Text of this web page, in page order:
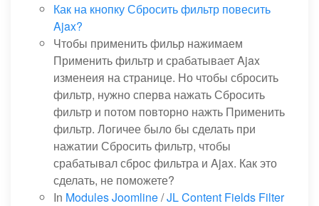
Как на кнопку Сбросить фильтр повесить
Ajax?
Чтобы применить фильр нажимаем
Применить фильтр и срабатывает Ajax
изменеия на странице. Но чтобы сбросить
фильтр, нужно сперва нажать Сбросить
фильтр и потом повторно нажть Применить
фильтр. Логичее было бы сделать при
нажатии Сбросить фильтр, чтобы
срабатывал сброс фильтра и Ajax. Как это
сделать, не поможете?
In Modules Joomline/JL Content Fields Filter